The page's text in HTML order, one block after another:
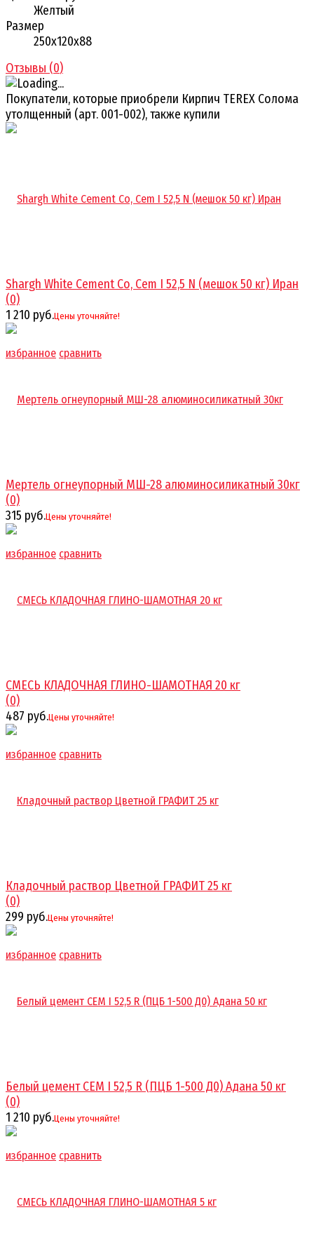
Желтый
Размер
250х120х88
Отзывы (0)
Покупатели, которые приобрели Кирпич TEREX Солома
утолщенный (арт. 001-002), также купили
избранное сравнить
Shargh White Cement Co, Cem I 52,5 N (мешок 50 кг) Иран
(0)
1 210 руб.Цены уточняйте!
избранное сравнить
Мертель огнеупорный МШ-28 алюминосиликатный 30кг
(0)
315 руб.Цены уточняйте!
избранное сравнить
СМЕСЬ КЛАДОЧНАЯ ГЛИНО-ШАМОТНАЯ 20 кг
(0)
487 руб.Цены уточняйте!
избранное сравнить
Кладочный раствор Цветной ГРАФИТ 25 кг
(0)
299 руб.Цены уточняйте!
избранное сравнить
Белый цемент CEM I 52,5 R (ПЦБ 1-500 Д0) Адана 50 кг
(0)
1 210 руб.Цены уточняйте!